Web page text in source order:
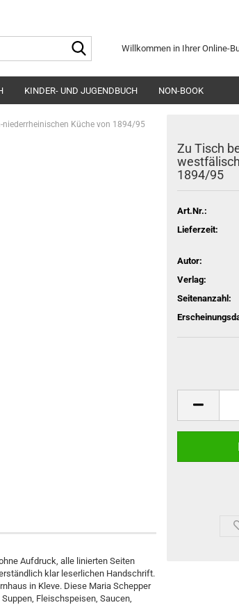
Willkommen in Ihrer Online-
KINDER- UND JUGENDBUCH NON-BOOK
Küche von 1894/95
Zu Tisch
1894/95
Art.Nr.:
Lieferzeit:
Autor:
Verlag:
Seitenanzahl:
Aufdruck, alle linierten Seiten
klar leserlichen Handschrift.
in Kleve. Diese Maria Schepper
Fleischspeisen, Saucen,